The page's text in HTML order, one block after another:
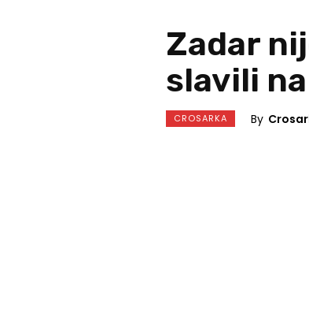
Zadar
slavili
CROSARKA By